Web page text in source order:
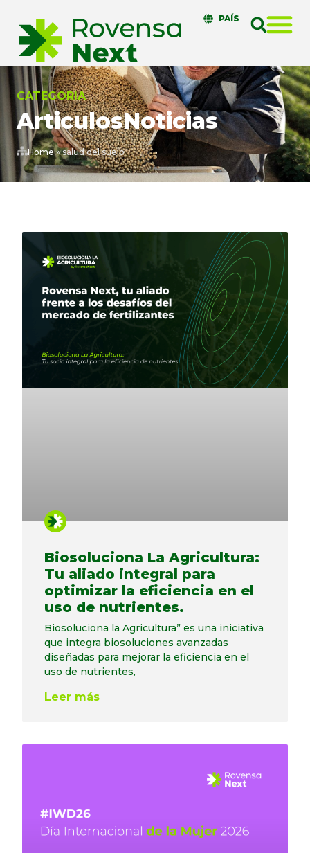
PAÍS
CATEGORIA
ArticulosNoticias
Home»salud del suelo
Biosoluciona La Agricultura:
Tu aliado integral para
optimizar la eficiencia en el
uso de nutrientes.
Biosoluciona la Agricultura” es una iniciativa
que integra biosoluciones avanzadas
diseñadas para mejorar la eficiencia en el
uso de nutrientes,
Leer más